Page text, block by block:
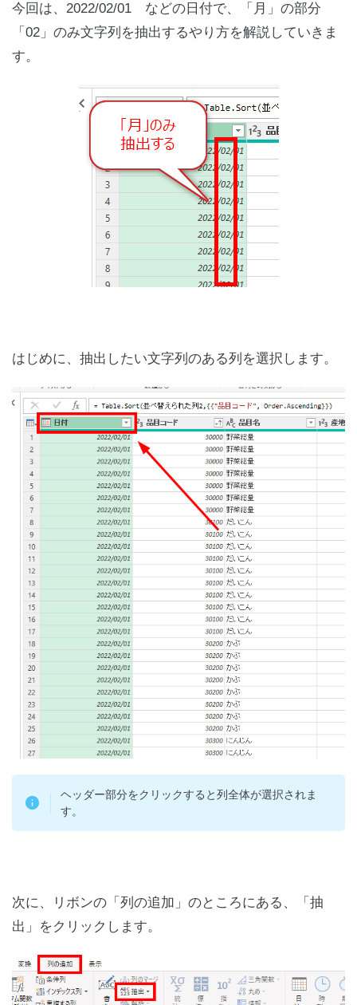
今回は、2022/02/01 などの日付で、「月」の部分
「02」のみ文字列を抽出するやり方を解説していきま
す。
はじめに、抽出したい文字列のある列を選択します。
ヘッダー部分をクリックすると列全体が選択されま
す。
次に、リボンの「列の追加」のところにある、「抽
出」をクリックします。